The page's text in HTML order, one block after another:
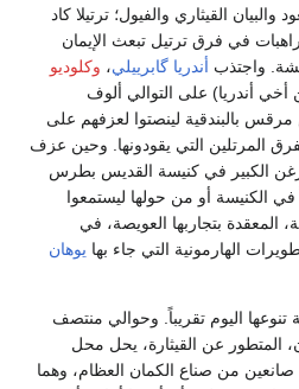
القيثاري والفيول؛ ترتيلا كاد
في فرق ترتيل تبعث الإيمان
واجتذب أندريا گابرييلي، وكلوديو
أخي أندريا) على التوالي ألوف
بالبندقية لينصتوا لعزفهم على
المرتلين التي يقودونها. وحين عزف
الكبير في كنيسة القديس بطرس
في الكنيسة أو من حولها ليستمعوا
المعقدة بتجاربها العويصة، في
الهارمونية التي جاء بها يوهان
تنوعها اليوم تقريباً. وحوالي منتصف
المتطور عن القيثارة، يحل محل
من صناع الكمان العظام، وهما